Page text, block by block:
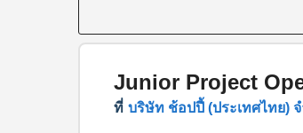
Junior Project
ที่ บริษัท ช้อปปี้ (ประเทศไทย)